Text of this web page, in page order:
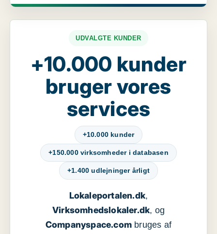
UDVALGTE KUNDER
+10.000 kunder
bruger vores
services
+10.000 kunder
+150.000 virksomheder i databasen
+1.400 udlejninger årligt
Lokaleportalen.dk,
Virksomhedslokaler.dk, og
Companyspace.com bruges af